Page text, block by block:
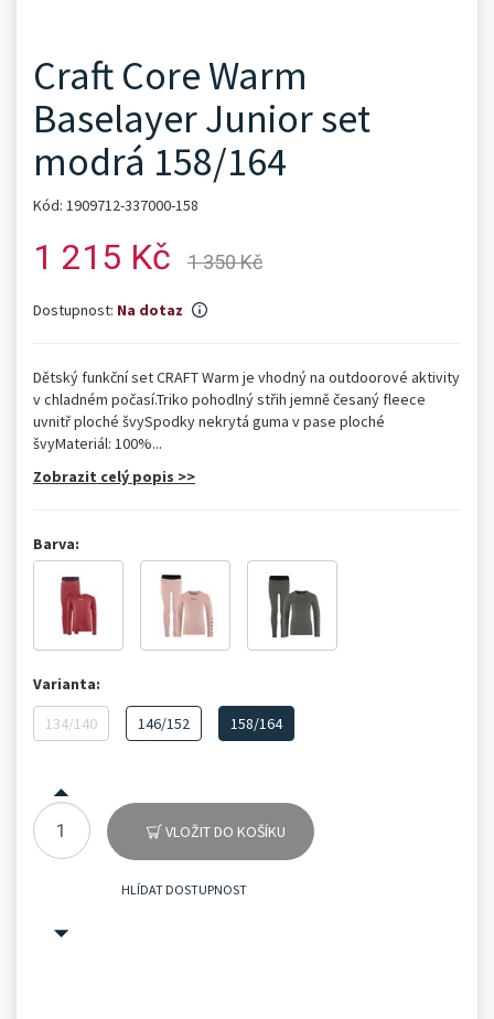
Craft Core Warm
Baselayer Junior set
modrá 158/164
Kód: 1909712-337000-158
1 215 Kč 1 350 Kč
Dostupnost: Na dotaz
Dětský funkční set CRAFT Warm je vhodný na outdoorové aktivity
v chladném počasí.Triko pohodlný střih jemně česaný fleece
uvnitř ploché švySpodky nekrytá guma v pase ploché
švyMateriál: 100%...
Zobrazit celý popis >>
Barva:
Varianta:
134/140
146/152 158/164
VLOŽIT DO KOŠÍKU
HLÍDAT DOSTUPNOST